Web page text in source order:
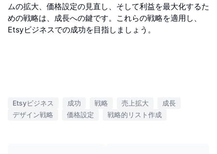
ムの拡大、価格設定の見直し、そして利益を最大化するた
めの戦略は、成長への鍵です。これらの戦略を適用し、
Etsyビジネスでの成功を目指しましょう。
Etsyビジネス 成功 戦略 売上拡大
成長
デザイン戦略
価格設定 戦略的リスト作成